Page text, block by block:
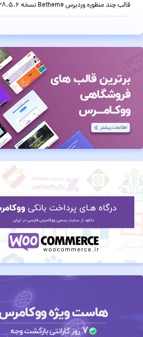
قالب چند منظوره وردپرس Betheme نسخه 28.5.6